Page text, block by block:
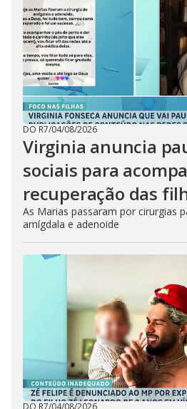
DO R7/04/08/2026
Virginia anuncia
sociais para
recuperação das
As Marias passaram por cirurgias
amígdala e adenoide
DO R7/04/08/2026